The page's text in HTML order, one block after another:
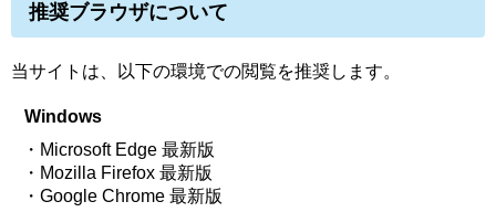
推奨ブラウザについて
当サイトは、以下の環境での閲覧を推奨します。
Windows
・Microsoft Edge 最新版
・Mozilla Firefox 最新版
・Google Chrome 最新版